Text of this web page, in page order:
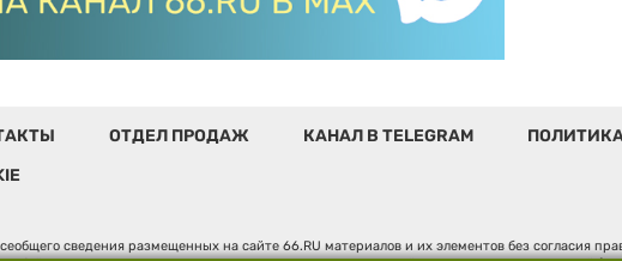
ОТДЕЛ ПРОДАЖ КАНАЛ В TELEGRAM
сведения размещенных на сайте 66.RU материалов и их элементов без согласия